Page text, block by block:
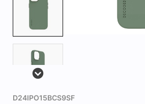
D24IPO15BCS9SF